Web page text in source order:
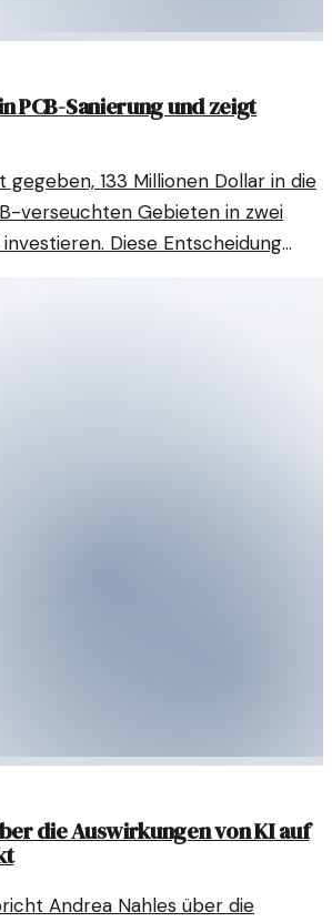
PCB-Sanierung und zeigt
133 Millionen Dollar in die
verseuchten Gebieten in zwei
Diese Entscheidung
die Auswirkungen von KI auf
Andrea Nahles über die